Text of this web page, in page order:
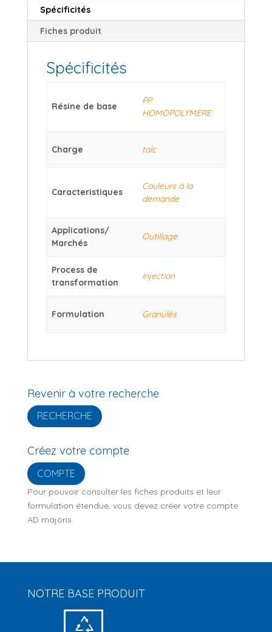
Spécificités
Fiches produit
Spécificités
Résine de base
PP
HOMOPOLYMERE
Charge talc
Caracteristiques
Couleurs à la
demande
Applications/
Marchés
Outillage
Process de
transformation
Injection
Formulation Granulés
Revenir à votre recherche
RECHERCHE
Créez votre compte
COMPTE
Pour pouvoir consulter les fiches produits et leur
formulation étendue, vous devez créer votre compte
AD majoris.
NOTRE BASE PRODUIT